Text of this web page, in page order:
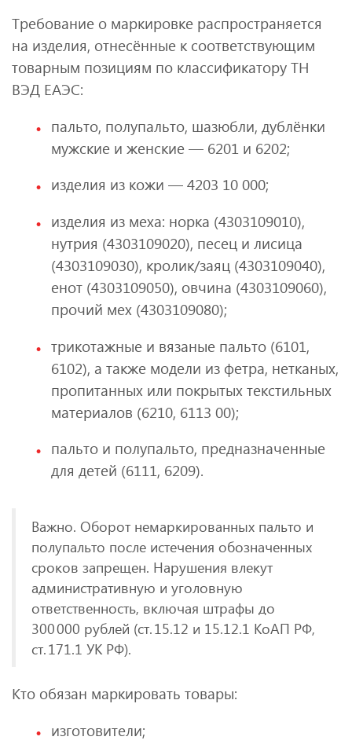
Требование о маркировке распространяется
на изделия, отнесённые к соответствующим
товарным позициям по классификатору ТН
ВЭД ЕАЭС:
пальто, полупальто, шазюбли, дублёнки
мужские и женские — 6201 и 6202;
изделия из кожи — 4203 10 000;
изделия из меха: норка (4303109010),
нутрия (4303109020), песец и лисица
(4303109030), кролик/заяц (4303109040),
енот (4303109050), овчина (4303109060),
прочий мех (4303109080);
трикотажные и вязаные пальто (6101,
6102), а также модели из фетра, нетканых,
пропитанных или покрытых текстильных
материалов (6210, 6113 00);
пальто и полупальто, предназначенные
для детей (6111, 6209).
Важно. Оборот немаркированных пальто и
полупальто после истечения обозначенных
сроков запрещен. Нарушения влекут
административную и уголовную
ответственность, включая штрафы до
300 000 рублей (ст. 15.12 и 15.12.1 КоАП РФ,
ст. 171.1 УК РФ).
Кто обязан маркировать товары:
изготовители;